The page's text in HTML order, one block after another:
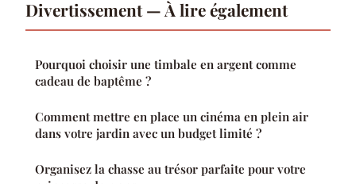
Divertissement — À lire également
Pourquoi choisir une timbale en argent comme
cadeau de baptême ?
Comment mettre en place un cinéma en plein air
dans votre jardin avec un budget limité ?
Organisez la chasse au trésor parfaite pour votre